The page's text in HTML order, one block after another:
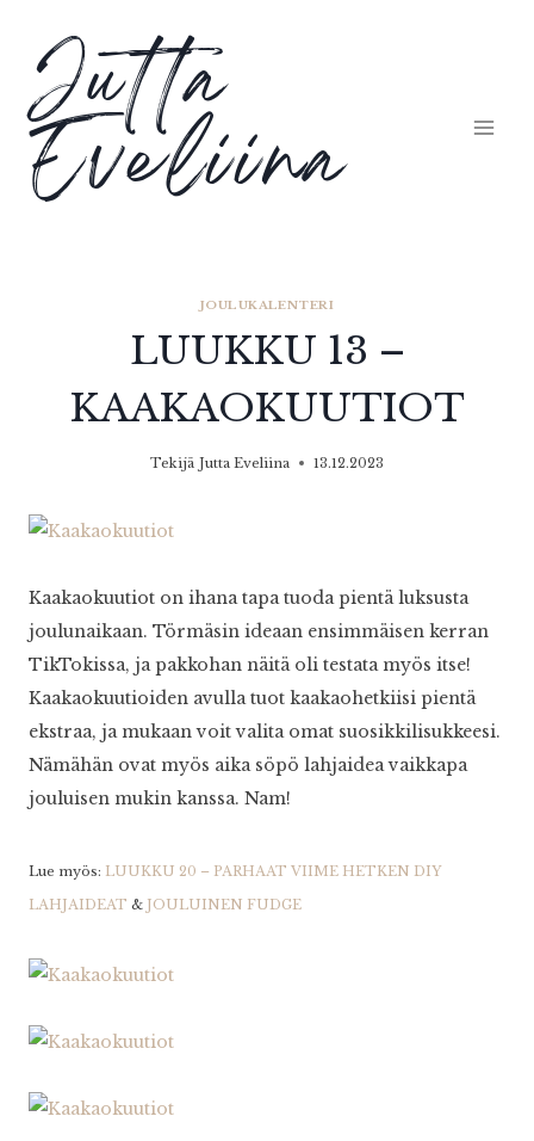
sisältöön
Jutta
Eveliina
JOULUKALENTERI
LUUKKU 13 –
KAAKAOKUUTIOT
Tekijä Jutta Eveliina 13.12.2023
Kaakaokuutiot on ihana tapa tuoda pientä luksusta
joulunaikaan. Törmäsin ideaan ensimmäisen kerran
TikTokissa, ja pakkohan näitä oli testata myös itse!
Kaakaokuutioiden avulla tuot kaakaohetkiisi pientä
ekstraa, ja mukaan voit valita omat suosikkilisukkeesi.
Nämähän ovat myös aika söpö lahjaidea vaikkapa
jouluisen mukin kanssa. Nam!
Lue myös: LUUKKU 20 – PARHAAT VIIME HETKEN DIY
LAHJAIDEAT & JOULUINEN FUDGE